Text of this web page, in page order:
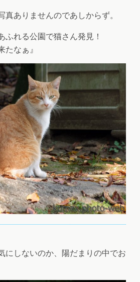
ありませんのであしからず。
ふれる公園で猫さん発見！
たなぁ』
にしないのか、陽だまりの中でお